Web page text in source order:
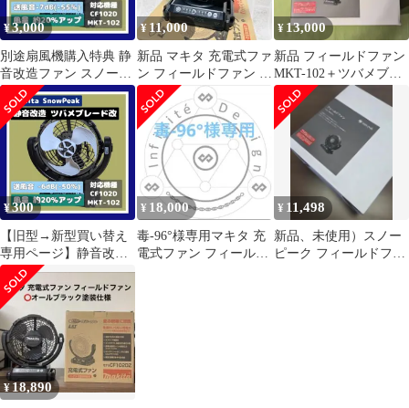
¥3,000
別途扇風機購入特典 静
音改造ファン スノーピ
ーク 扇風機「ツバメブ
レード改」専用
¥ 11,000
新品 マキタ 充電式ファ
ン フィールドファン 扇
風機 サーキュレーター
8299
¥ 13,000
新品 フィールドファン
MKT-102＋ツバメブレ
ード黒
¥300
【旧型→新型買い替え
専用ページ】静音改造
ファン マキタ スノーピ
ーク 充電式ファン
CF102D「ツバメブレー
ド改」
¥ 18,000
毒-96°様専用マキタ 充
電式ファン フィールド
¥ 11,498
新品、未使用）スノー
ピーク フィールドファ
¥18,890